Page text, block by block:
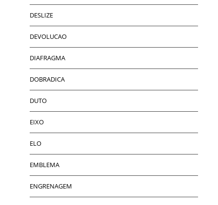
DESLIZE
DEVOLUCAO
DIAFRAGMA
DOBRADICA
DUTO
EIXO
ELO
EMBLEMA
ENGRENAGEM